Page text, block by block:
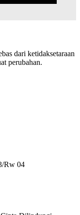
dari ketidaksetaraan
perubahan.
Rw 04